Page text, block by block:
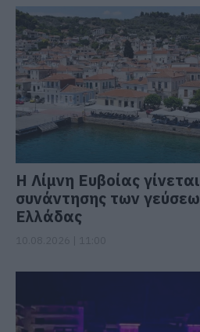
Η Λίμνη Ευβοίας
συνάντησης των
Ελλάδας